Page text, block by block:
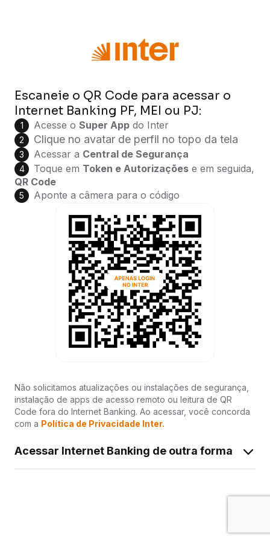
Escaneie o QR Code para acessar o
Internet Banking PF, MEI ou PJ:
1 Acesse o Super App do Inter
2 Clique no avatar de perfil no topo da tela
3 Acessar a Central de Segurança
4 Toque em Token e Autorizações e em seguida,
QR Code
5 Aponte a câmera para o código
Não solicitamos atualizações ou instalações de segurança,
instalação de apps de acesso remoto ou leitura de QR
Code fora do Internet Banking. Ao acessar, você concorda
com a Política de Privacidade Inter.
Acessar Internet Banking de outra forma